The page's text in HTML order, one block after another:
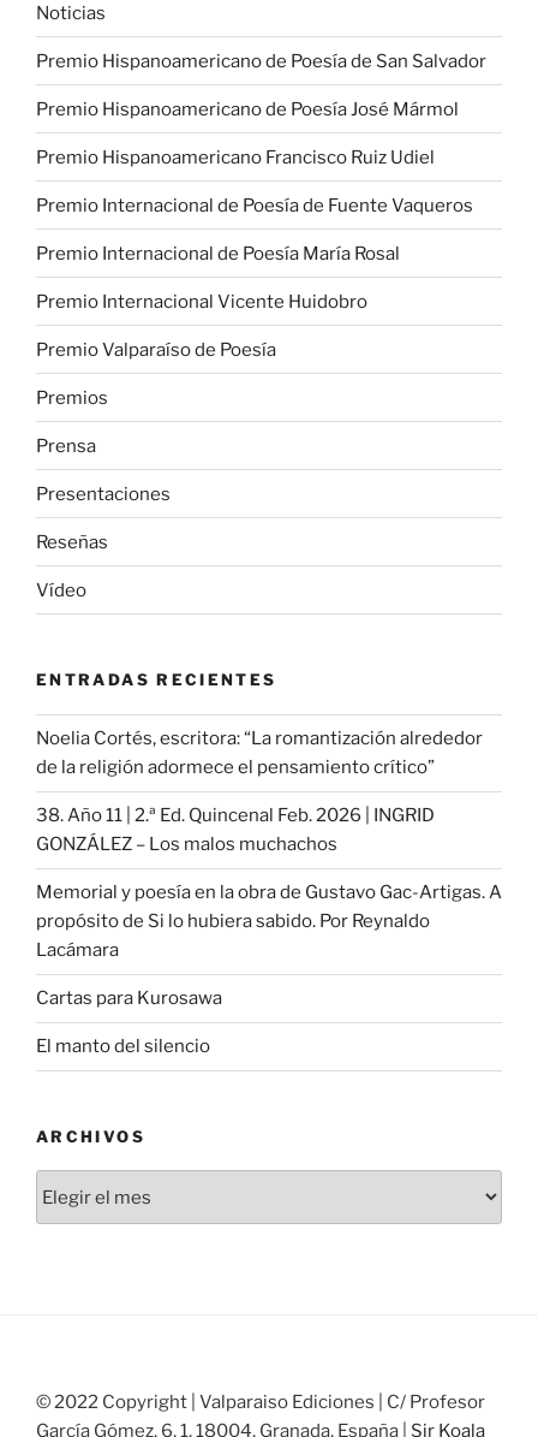
Noticias
Premio Hispanoamericano de Poesía de San Salvador
Premio Hispanoamericano de Poesía José Mármol
Premio Hispanoamericano Francisco Ruiz Udiel
Premio Internacional de Poesía de Fuente Vaqueros
Premio Internacional de Poesía María Rosal
Premio Internacional Vicente Huidobro
Premio Valparaíso de Poesía
Premios
Prensa
Presentaciones
Reseñas
Vídeo
ENTRADAS RECIENTES
Noelia Cortés, escritora: “La romantización alrededor
de la religión adormece el pensamiento crítico”
38. Año 11 | 2.ª Ed. Quincenal Feb. 2026 | INGRID
GONZÁLEZ – Los malos muchachos
Memorial y poesía en la obra de Gustavo Gac-Artigas. A
propósito de Si lo hubiera sabido. Por Reynaldo
Lacámara
Cartas para Kurosawa
El manto del silencio
ARCHIVOS
© 2022 Copyright | Valparaiso Ediciones | C/ Profesor
García Gómez, 6, 1, 18004, Granada, España | Sir Koala